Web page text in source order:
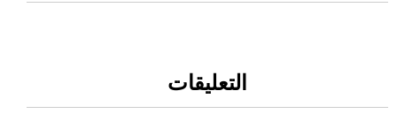
التعليقات